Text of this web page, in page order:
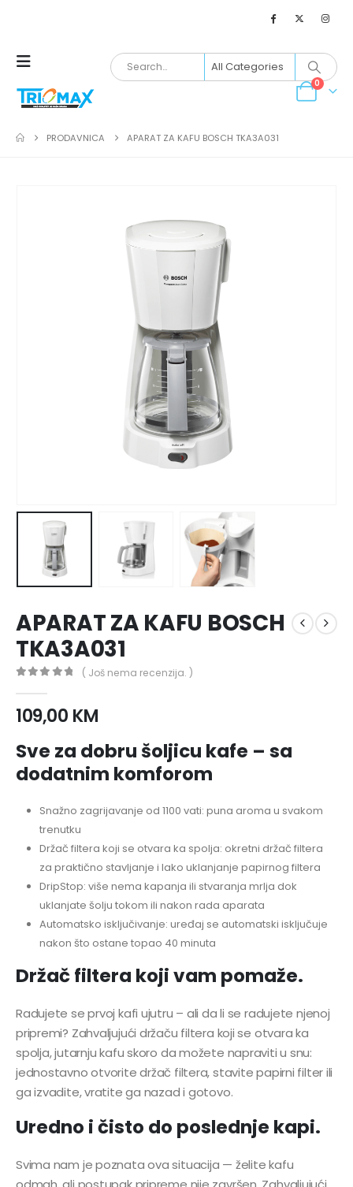
0
PRODAVNICA APARAT ZA KAFU BOSCH TKA3A031
APARAT ZA KAFU BOSCH
TKA3A031
( Još nema recenzija. )
109,00 KM
Sve za dobru šoljicu kafe – sa
dodatnim komforom
Snažno zagrijavanje od 1100 vati: puna aroma u svakom
trenutku
Držač filtera koji se otvara ka spolja: okretni držač filtera
za praktično stavljanje i lako uklanjanje papirnog filtera
DripStop: više nema kapanja ili stvaranja mrlja dok
uklanjate šolju tokom ili nakon rada aparata
Automatsko isključivanje: uređaj se automatski isključuje
nakon što ostane topao 40 minuta
Držač filtera koji vam pomaže.
Radujete se prvoj kafi ujutru – ali da li se radujete njenoj
pripremi? Zahvaljujući držaču filtera koji se otvara ka
spolja, jutarnju kafu skoro da možete napraviti u snu:
jednostavno otvorite držač filtera, stavite papirni filter ili
ga izvadite, vratite ga nazad i gotovo.
Uredno i čisto do poslednje kapi.
Svima nam je poznata ova situacija — želite kafu